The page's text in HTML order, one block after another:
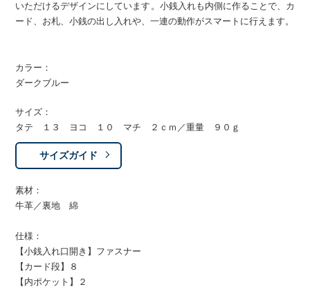
いただけるデザインにしています。小銭入れも内側に作ることで、カ
ード、お札、小銭の出し入れや、一連の動作がスマートに行えます。
カラー：
ダークブルー
サイズ：
タテ １３ ヨコ １０ マチ ２ｃｍ／重量 ９０ｇ
サイズガイド
素材：
牛革／裏地 綿
仕様：
【小銭入れ口開き】ファスナー
【カード段】８
【内ポケット】２